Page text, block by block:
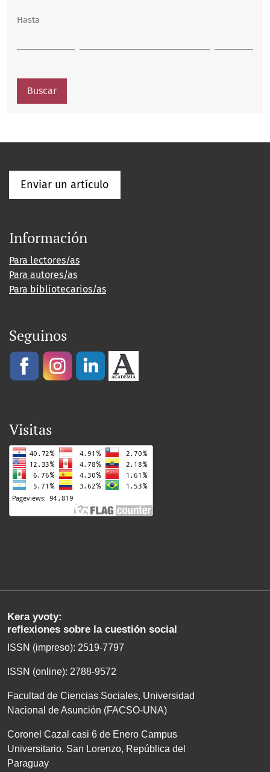
Hasta
Buscar
Enviar un artículo
Información
Para lectores/as
Para autores/as
Para bibliotecarios/as
Seguinos
Visitas
Kera yvoty:
reflexiones sobre la cuestión social
ISSN (impreso): 2519-7797
ISSN (online): 2788-9572
Facultad de Ciencias Sociales, Universidad
Nacional de Asunción (FACSO-UNA)
Coronel Cazal casi 6 de Enero Campus
Universitario. San Lorenzo, República del
Paraguay